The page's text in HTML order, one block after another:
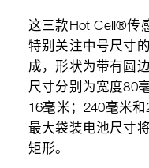
这三款Hot Cell®传
特别关注中号尺寸
成，形状为带有圆
尺寸分别为宽度80
16毫米；240毫米
最大袋装电池尺寸
矩形。